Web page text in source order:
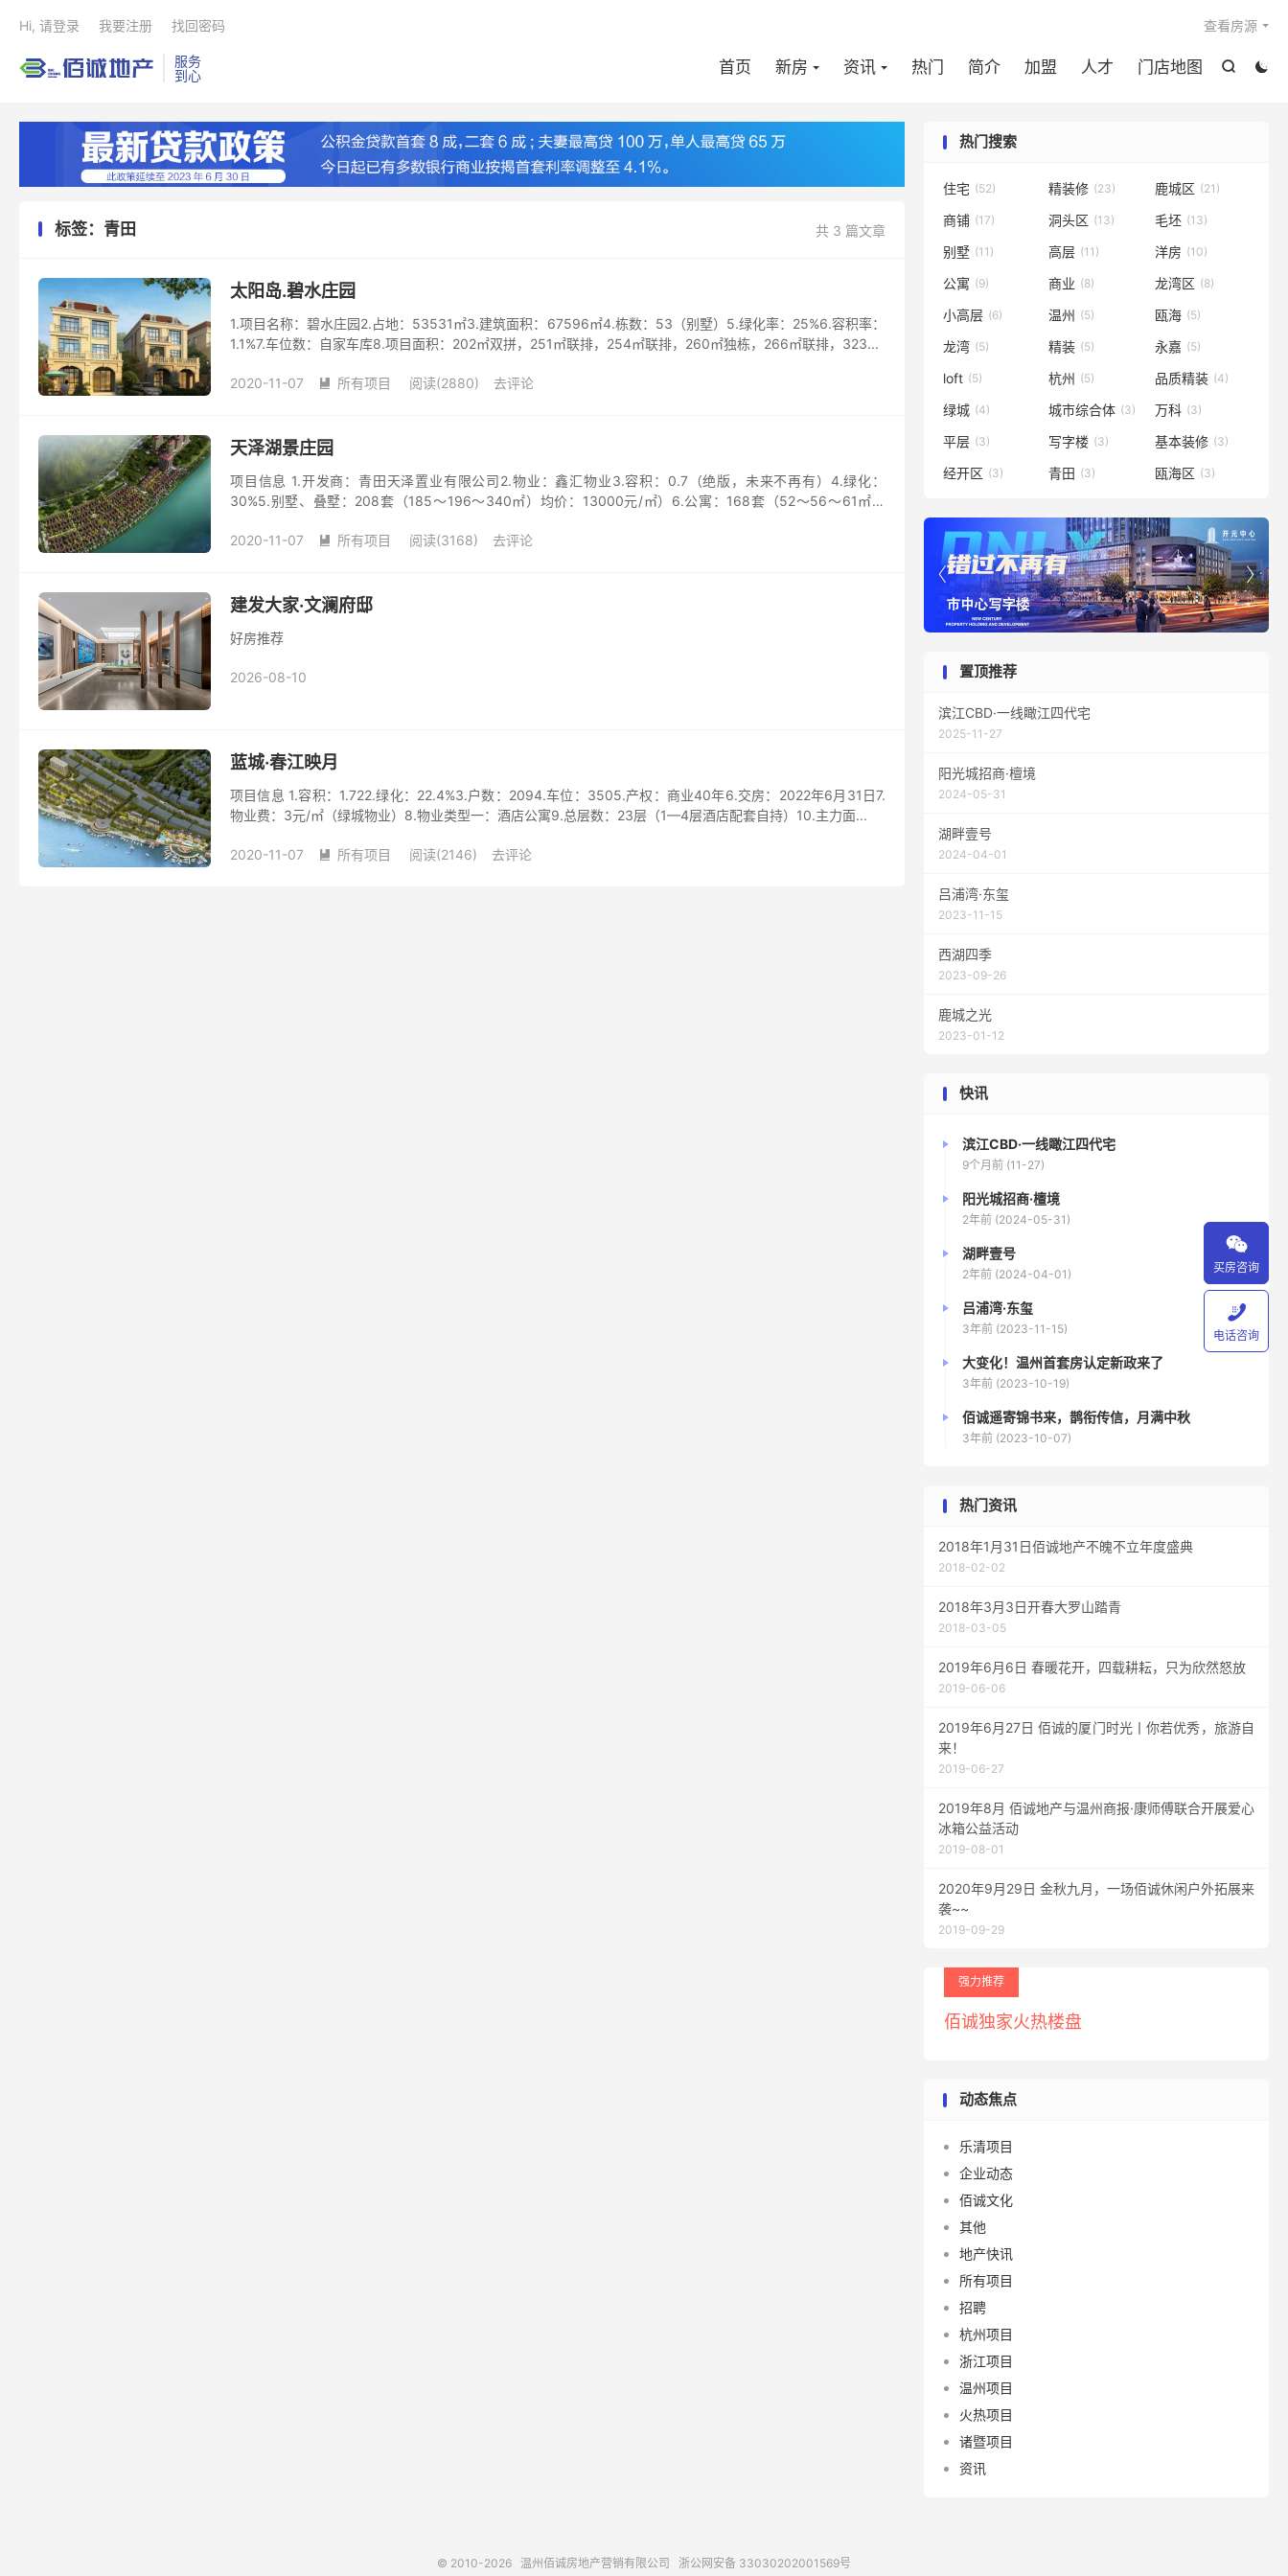
服务
到心


首页 新房 资讯 热门 简介 加盟 人才 门店地图
查看房源
Hi, 请登录 我要注册 找回密码
共 3 篇文章
标签：青田
太阳岛.碧水庄园
1.项目名称：碧水庄园2.占地：53531㎡3.建筑面积：67596㎡4.栋数：53（别墅）5.绿化率：25%6.容积率：
1.1%7.车位数：自家车库8.项目面积：202㎡双拼，251㎡联排，254㎡联排，260㎡独栋，266㎡联排，323...
2020-11-07  所有项目 阅读(2880) 去评论
天泽湖景庄园
项目信息 1.开发商：青田天泽置业有限公司2.物业：鑫汇物业3.容积：0.7（绝版，未来不再有）4.绿化：
30%5.别墅、叠墅：208套（185～196～340㎡）均价：13000元/㎡）6.公寓：168套（52～56～61㎡）
2020-11-07
 所有项目 阅读(3168) 去评论
建发大家·文澜府邸
好房推荐
2026-08-10
蓝城·春江映月
项目信息 1.容积：1.722.绿化：22.4%3.户数：2094.车位：3505.产权：商业40年6.交房：2022年6月31日7.
物业费：3元/㎡（绿城物业）8.物业类型一：酒店公寓9.总层数：23层（1—4层酒店配套自持）10.主力面...
2020-11-07  所有项目 阅读(2146) 去评论
热门搜索
住宅 (52) 精装修 (23) 鹿城区 (21)
商铺 (17) 洞头区 (13) 毛坯 (13)
别墅 (11) 高层 (11) 洋房 (10)
公寓 (9) 商业 (8) 龙湾区 (8)
小高层 (6) 温州 (5) 瓯海 (5)
龙湾 (5) 精装 (5) 永嘉 (5)
loft (5) 杭州 (5) 品质精装 (4)
绿城 (4) 城市综合体 (3) 万科 (3)
平层 (3) 写字楼 (3) 基本装修 (3)
经开区 (3) 青田 (3) 瓯海区 (3)


置顶推荐
滨江CBD·一线瞰江四代宅
2025-11-27
阳光城招商·檀境
2024-05-31
湖畔壹号
2024-04-01
吕浦湾·东玺
2023-11-15
西湖四季
2023-09-26
鹿城之光
2023-01-12
快讯
滨江CBD·一线瞰江四代宅
9个月前 (11-27)
阳光城招商·檀境
2年前 (2024-05-31)
湖畔壹号
2年前 (2024-04-01)
吕浦湾·东玺
3年前 (2023-11-15)
大变化！温州首套房认定新政来了
3年前 (2023-10-19)
佰诚遥寄锦书来，鹊衔传信，月满中秋
3年前 (2023-10-07)
热门资讯
2018年1月31日佰诚地产不魄不立年度盛典
2018-02-02
2018年3月3日开春大罗山踏青
2018-03-05
2019年6月6日 春暖花开，四载耕耘，只为欣然怒放
2019-06-06
2019年6月27日 佰诚的厦门时光丨你若优秀，旅游自
来！
2019-06-27
2019年8月 佰诚地产与温州商报·康师傅联合开展爱心
冰箱公益活动
2019-08-01
2020年9月29日 金秋九月，一场佰诚休闲户外拓展来
袭~~
2019-09-29
强力推荐
佰诚独家火热楼盘
动态焦点
乐清项目
企业动态
佰诚文化
其他
地产快讯
所有项目
招聘
杭州项目
浙江项目
温州项目
火热项目
诸暨项目
资讯
© 2010-2026 温州佰诚房地产营销有限公司 浙公网安备 33030202001569号

买房咨询

电话咨询